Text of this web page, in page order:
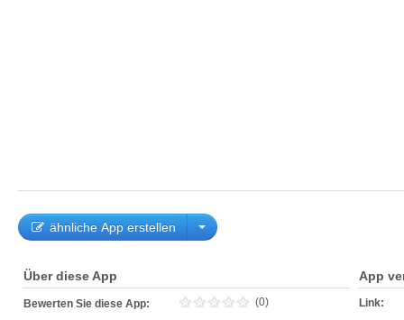
ähnliche App erstellen
Über diese App
Bewerten Sie diese App: (0)
App
Link: